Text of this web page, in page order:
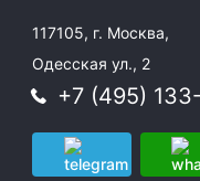
117105, г. Москва,
Одесская ул., 2
+7 (495)